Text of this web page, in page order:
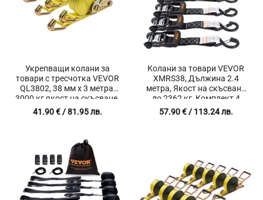
Укрепващи колани за
товари с тресчотка VEVOR
QL3802, 38 мм x 3 метра,
3000 кг якост на скъсване,
Комплект 4 броя
41.90€/ 81.95 лв.
Колани за товари VEVOR
XMRS38, Дължина 2.4
метра, Якост на скъсване
до 2362 кг, Комплект 4
броя
57.90€/ 113.24 лв.